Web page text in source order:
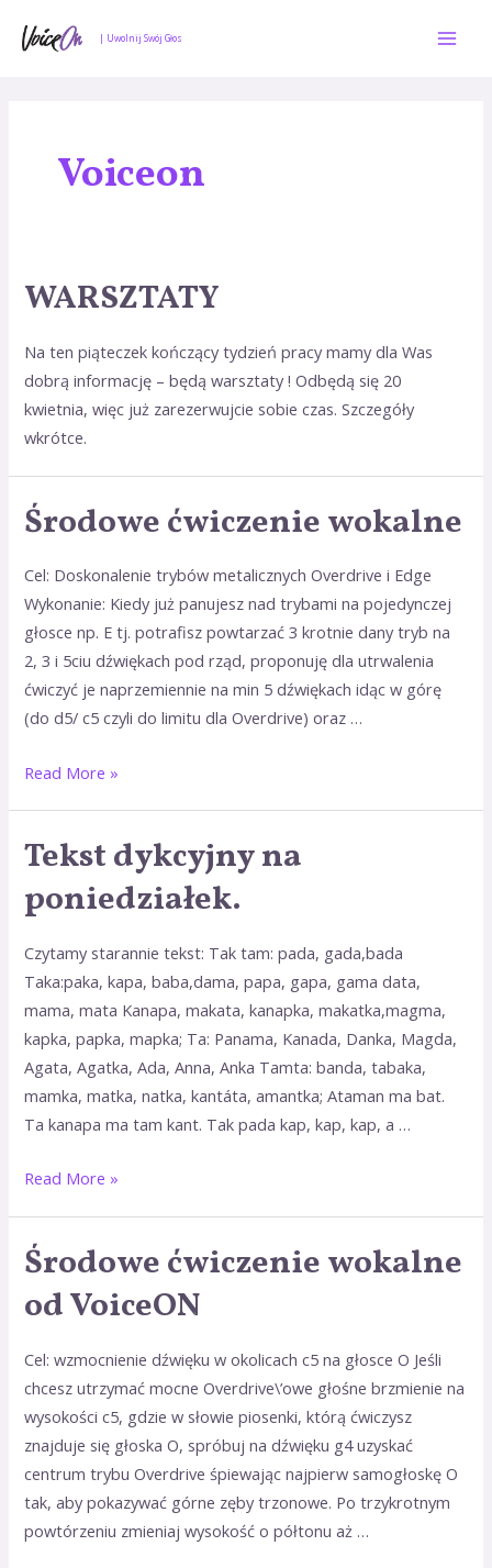
| Uwolnij Swój Głos
Voiceon
WARSZTATY
Na ten piąteczek kończący tydzień pracy mamy dla Was
dobrą informację – będą warsztaty ! Odbędą się 20
kwietnia, więc już zarezerwujcie sobie czas. Szczegóły
wkrótce.
Środowe ćwiczenie wokalne
Cel: Doskonalenie trybów metalicznych Overdrive i Edge
Wykonanie: Kiedy już panujesz nad trybami na pojedynczej
głosce np. E tj. potrafisz powtarzać 3 krotnie dany tryb na
2, 3 i 5ciu dźwiękach pod rząd, proponuję dla utrwalenia
ćwiczyć je naprzemiennie na min 5 dźwiękach idąc w górę
(do d5/ c5 czyli do limitu dla Overdrive) oraz …
Środowe
wokalne
Read More »
Tekst dykcyjny na
poniedziałek.
Czytamy starannie tekst: Tak tam: pada, gada,bada
Taka:paka, kapa, baba,dama, papa, gapa, gama data,
mama, mata Kanapa, makata, kanapka, makatka,magma,
kapka, papka, mapka; Ta: Panama, Kanada, Danka, Magda,
Agata, Agatka, Ada, Anna, Anka Tamta: banda, tabaka,
mamka, matka, natka, kantáta, amantka; Ataman ma bat.
Ta kanapa ma tam kant. Tak pada kap, kap, kap, a …
Tekst
na
Read More »
Środowe ćwiczenie wokalne
od VoiceON
Cel: wzmocnienie dźwięku w okolicach c5 na głosce O Jeśli
chcesz utrzymać mocne Overdrive\’owe głośne brzmienie na
wysokości c5, gdzie w słowie piosenki, którą ćwiczysz
znajduje się głoska O, spróbuj na dźwięku g4 uzyskać
centrum trybu Overdrive śpiewając najpierw samogłoskę O
tak, aby pokazywać górne zęby trzonowe. Po trzykrotnym
powtórzeniu zmieniaj wysokość o półtonu aż …
Środowe
wokalne
VoiceON